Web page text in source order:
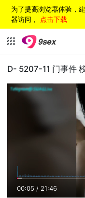
为了提高浏览器体验，
器访问， 点击下载
D- 5207-11 门事件
00:05 / 21:46